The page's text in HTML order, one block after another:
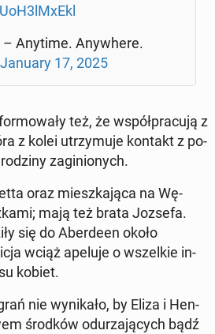
– Anytime. Any­whe­re.
January 17, 2025
też, że współ­pra­cu­ją z
z kolei utrzy­mu­je kontakt z po­
za­gi­nio­nych.
oraz miesz­ka­ją­ca na Wę­
mają też brata Jozsefa.
się do Aber­de­en około
wciąż apeluje o wszel­kie in­
kobiet.
nie wy­ni­ka­ło, by Eliza i Hen­
środków odu­rza­ją­cych bądź